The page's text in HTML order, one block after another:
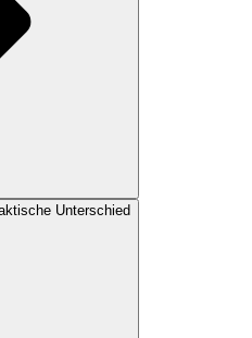
Unterschied